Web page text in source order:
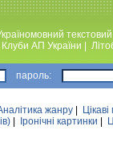
Клуби АП України
пароль:
жанру
Iронiчнi картинки